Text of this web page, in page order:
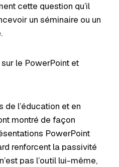
cette question qu’il
un séminaire ou un
le PowerPoint et
de l’éducation et en
montré de façon
PowerPoint
renforcent la passivité
pas l’outil lui-même,